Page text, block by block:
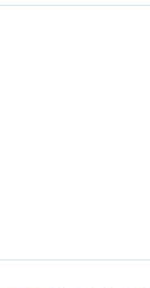
oder
- an
Konobas